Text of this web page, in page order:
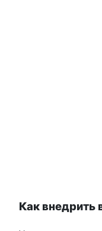
Как внедрить